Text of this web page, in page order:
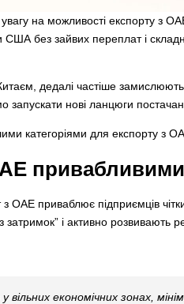
увагу на можливості експорту
чи США без зайвих переплат і
дедалі частіше
нові ланцюги
категоріями для експорту з
привабливими
з ОАЕ приваблює підприємців
і активно
економічних зонах,